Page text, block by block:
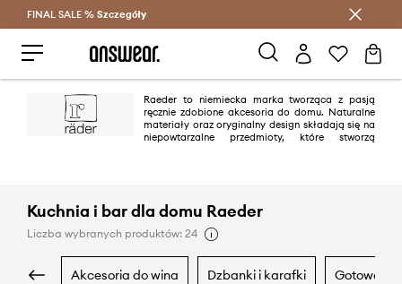
Oszczędzaj z Answear Club >
FINAL SALE % Szczegóły
Raeder to niemiecka marka tworząca z pasją
ręcznie zdobione akcesoria do domu. Naturalne
materiały oraz oryginalny design składają się na
niepowtarzalne przedmioty, które stworzą
Kuchnia i bar dla domu Raeder
Liczba wybranych produktów: 24
akcesoria do wina dzbanki i karafki